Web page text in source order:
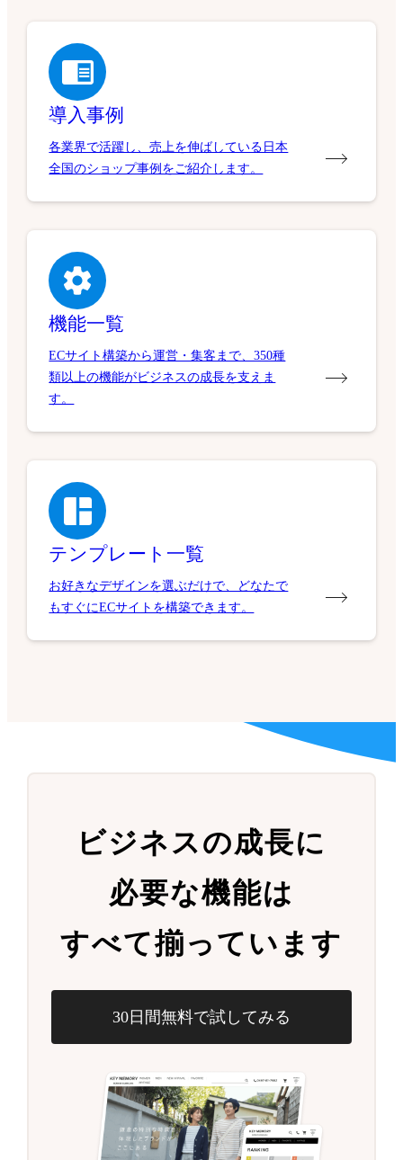
導入事例
各業界で活躍し、売上を伸ばしている日本
全国のショップ事例をご紹介します。
機能一覧
ECサイト構築から運営・集客まで、350種
類以上の機能がビジネスの成長を支えま
す。
テンプレート一覧
お好きなデザインを選ぶだけで、どなたで
もすぐにECサイトを構築できます。
ビジネスの成長に
必要な機能は
すべて揃っています
30日間無料で試してみる